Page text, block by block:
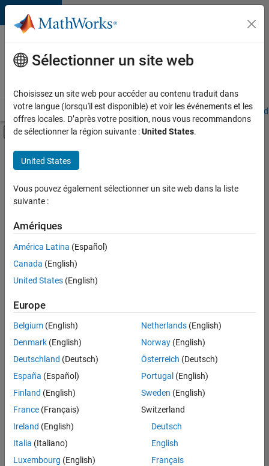
Passer au contenu
Votre
carrière
chez
Accueil Explorer nos opportunités Adresses de nos bureaux
Activer/désactiver l'affichage du menu
Contenu principal
FILTRER PAR
Applications et outils commerciaux
Développement de produits
Ingénierie de la qualité
Enregistrer
sélectionnées
Les
descriptions
poste
n’ont
pas
été
traduites.
Effectuez
Sélectionner un site web
Choisissez un site web pour accéder au contenu traduit dans
votre langue (lorsqu'il est disponible) et voir les événements et les
offres locales. D’après votre position, nous vous recommandons
de sélectionner la région suivante :United States.
United States
Vous pouvez également sélectionner un site web dans la liste
suivante :
Amériques
América Latina (Español)
Canada (English)
United States (English)
Europe
Belgium (English)
Denmark (English)
Deutschland (Deutsch)
España (Español)
Finland (English)
France (Français)
Ireland (English)
Italia (Italiano)
Luxembourg (English)
Netherlands(English)
Norway(English)
Österreich (Deutsch)
Portugal (English)
Sweden (English)
Switzerland
Deutsch
English
Français